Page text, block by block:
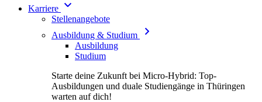
Karriere
Stellenangebote
Ausbildung & Studium
Ausbildung
Studium
Starte deine Zukunft bei Micro-Hybrid: Top-
Ausbildungen und duale Studiengänge in Thüringen
warten auf dich!